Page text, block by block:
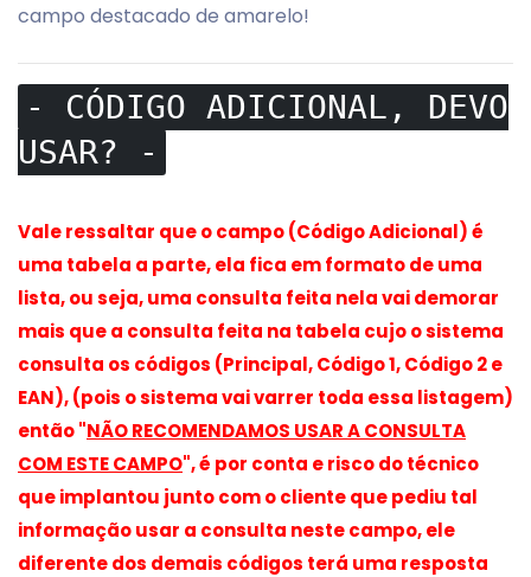
campo destacado de amarelo!
- CÓDIGO ADICIONAL, DEVO
USAR? -
Vale ressaltar que o campo (Código Adicional) é
uma tabela a parte, ela fica em formato de uma
lista, ou seja, uma consulta feita nela vai demorar
mais que a consulta feita na tabela cujo o sistema
consulta os códigos (Principal, Código 1, Código 2 e
EAN), (pois o sistema vai varrer toda essa listagem)
então "NÃO RECOMENDAMOS USAR A CONSULTA
COM ESTE CAMPO", é por conta e risco do técnico
que implantou junto com o cliente que pediu tal
informação usar a consulta neste campo, ele
diferente dos demais códigos terá uma resposta